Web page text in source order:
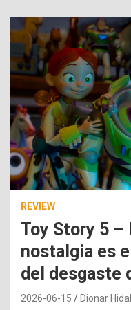
REVIEW
Toy Story 5 –
nostalgia es
del desgaste
2026-06-15 Dionar